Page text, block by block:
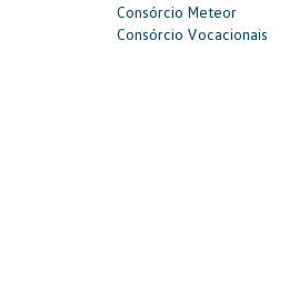
Consórcio Meteor
Consórcio Vocacionais